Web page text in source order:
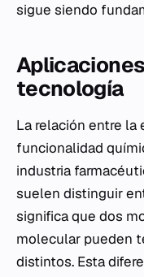
sigue siendo
tecnología
La relación entre
funcionalidad
industria
suelen distinguir
significa que dos
molecular pueden
distintos. Esta